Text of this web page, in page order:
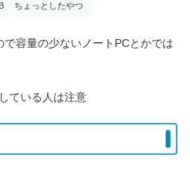
ちょっとしたやつ
容量の少ないノートPCとかでは
ている人は注意